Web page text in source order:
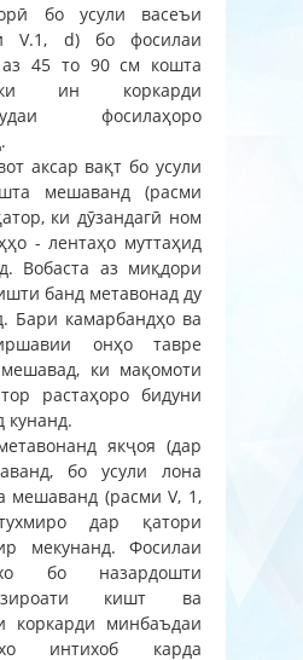
бо усули васеъи
V.1, d) бо фосилаи
аз 45 то 90 см кошта
ин коркарди
фосилаҳоро
аксар вақт бо усули
мешаванд (расми
ки дӯзандагӣ ном
- лентаҳо муттаҳид
Вобаста аз миқдори
банд метавонад ду
Бари камарбандҳо ва
онҳо тавре
ки мақомоти
растаҳоро бидуни
кунанд.
якҷоя (дар
бо усули лона
мешаванд (расми V, 1,
дар қатори
мекунанд. Фосилаи
бо назардошти
зироати кишт ва
коркарди минбаъдаи
интихоб карда